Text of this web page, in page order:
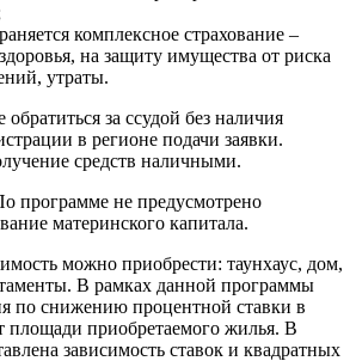
комплексное страхование –
на защиту имущества от риска
утраты.
обратиться за ссудой без наличия
в регионе подачи заявки.
средств наличными.
программе не предусмотрено
материнского капитала.
можно приобрести: таунхаус, дом,
В рамках данной программы
по снижению процентной ставки в
площади приобретаемого жилья. В
зависимость ставок и квадратных